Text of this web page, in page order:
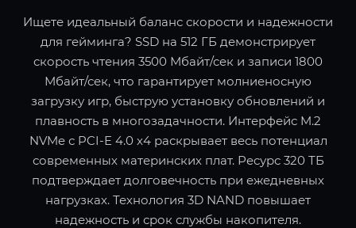
Ищете идеальный баланс скорости и надежности
для гейминга? SSD на 512 ГБ демонстрирует
скорость чтения 3500 Мбайт/сек и записи 1800
Мбайт/сек, что гарантирует молниеносную
загрузку игр, быструю установку обновлений и
плавность в многозадачности. Интерфейс M.2
NVMe с PCI-E 4.0 x4 раскрывает весь потенциал
современных материнских плат. Ресурс 320 ТБ
подтверждает долговечность при ежедневных
нагрузках. Технология 3D NAND повышает
надежность и срок службы накопителя.